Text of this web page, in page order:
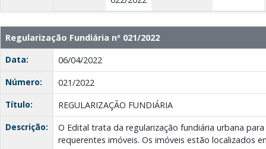
Regularização Fundiária nº 021/2022
Data:
06/04/2022
Número:
021/2022
Título:
REGULARIZAÇÃO FUNDIÁRIA
Descrição:
O Edital trata da regularização fundiária urbana
requerentes imóveis. Os imóveis estão localizados